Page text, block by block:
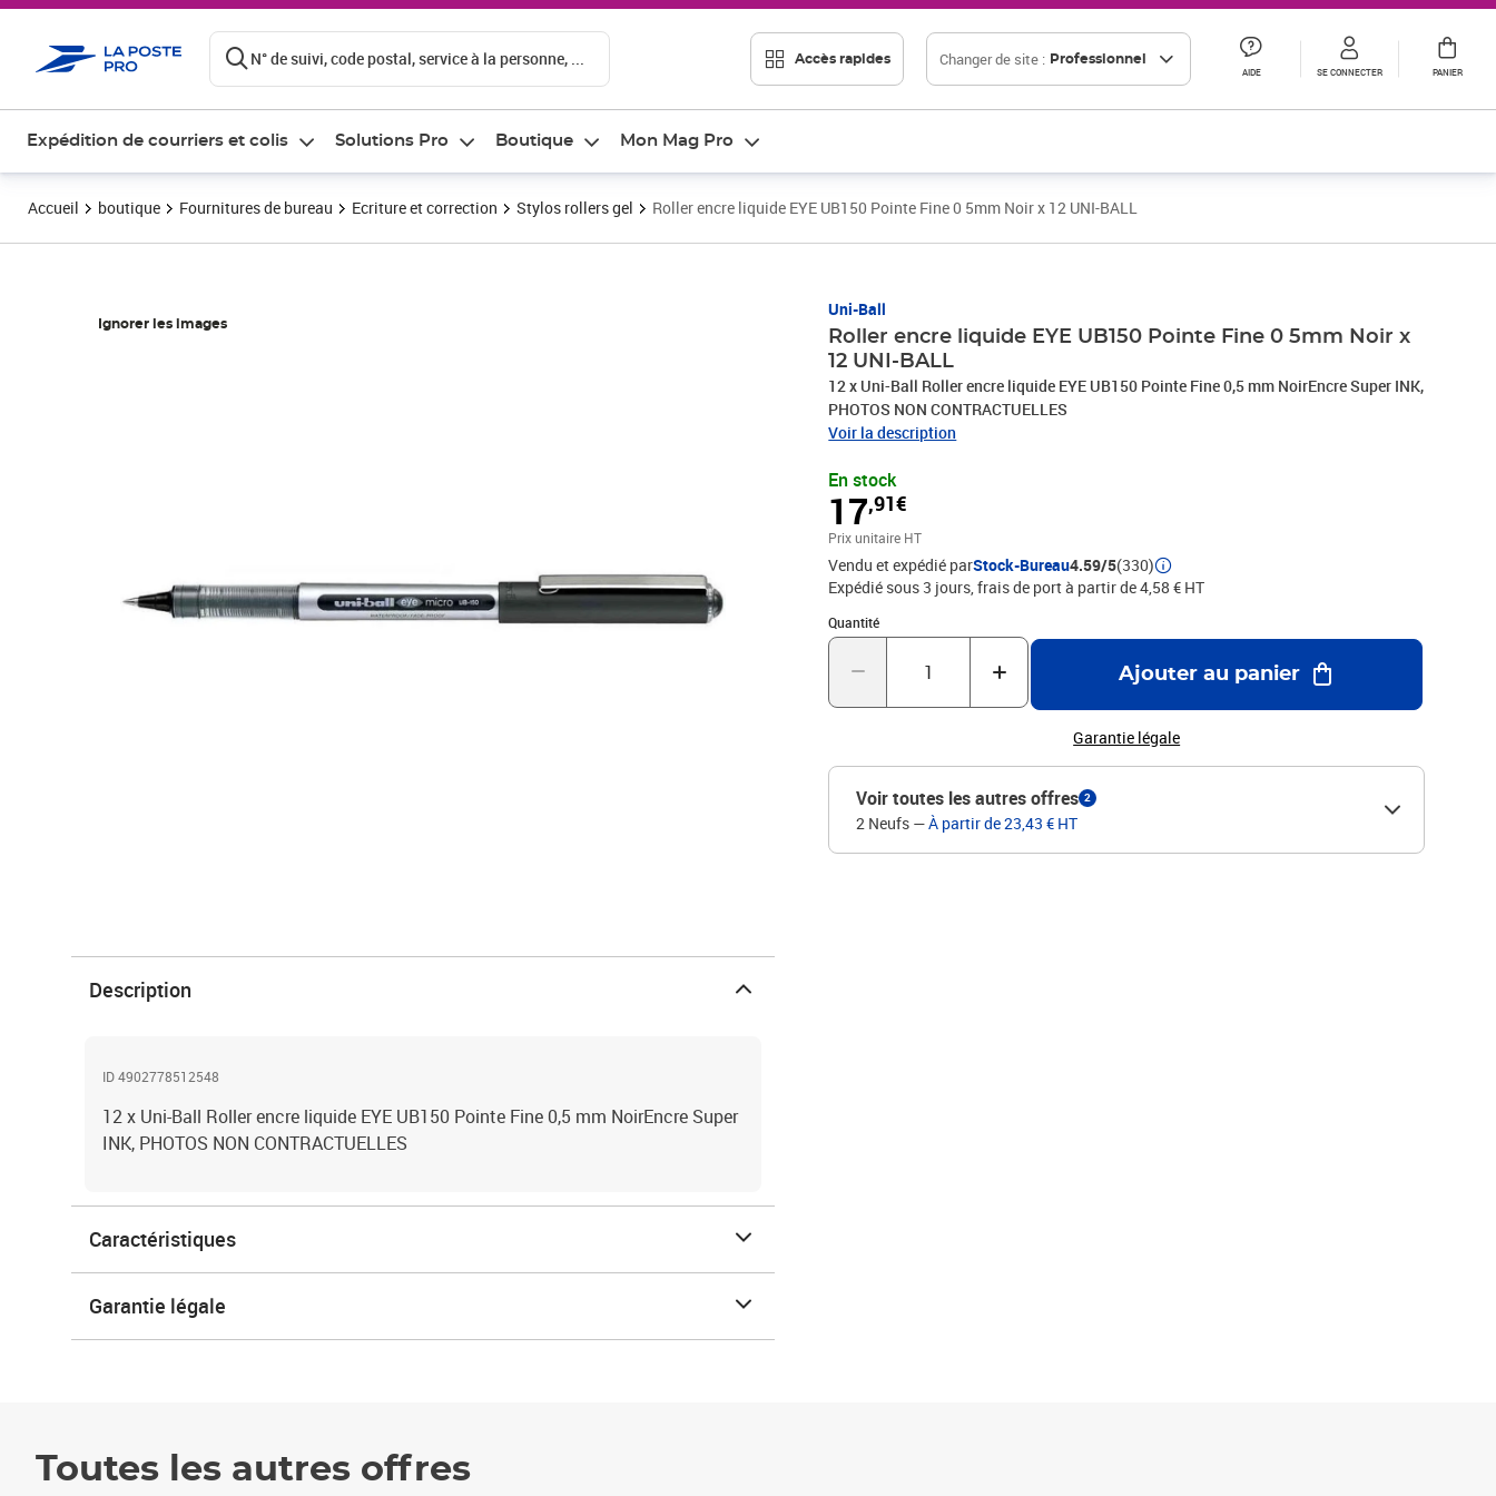
N° de suivi, code postal, service à la personne, ... Accès rapides Changer de site : Professionnel
AIDE SE CONNECTER PANIER
Expédition de courriers et colis Solutions Pro Boutique Mon Mag Pro
Accueil boutique Fournitures de bureau Ecriture et correction Stylos rollers gel Roller encre liquide EYE UB150 Pointe Fine 0 5mm Noir x 12 UNI-BALL
Ignorer les images
Uni-Ball
Roller encre liquide EYE UB150 Pointe Fine 0 5mm Noir x
12 UNI-BALL
12 x Uni-Ball Roller encre liquide EYE UB150 Pointe Fine 0,5 mm NoirEncre Super INK,
PHOTOS NON CONTRACTUELLES
Voir la description
En stock
17,91€
Prix 17,91€
Prix unitaire HT
Vendu et expédié parStock-Bureau4.59/5(330)
Expédié sous 3 jours, frais de port à partir de 4,58 € HT
Quantité
Quantité : 1
Ajouter au panier
Garantie légale
Voir toutes les autres offres 2
2 Neufs —À partir de 23,43 € HT
Description
ID 4902778512548
12 x Uni-Ball Roller encre liquide EYE UB150 Pointe Fine 0,5 mm NoirEncre Super
INK, PHOTOS NON CONTRACTUELLES
Caractéristiques
Garantie légale
Toutes les autres offres